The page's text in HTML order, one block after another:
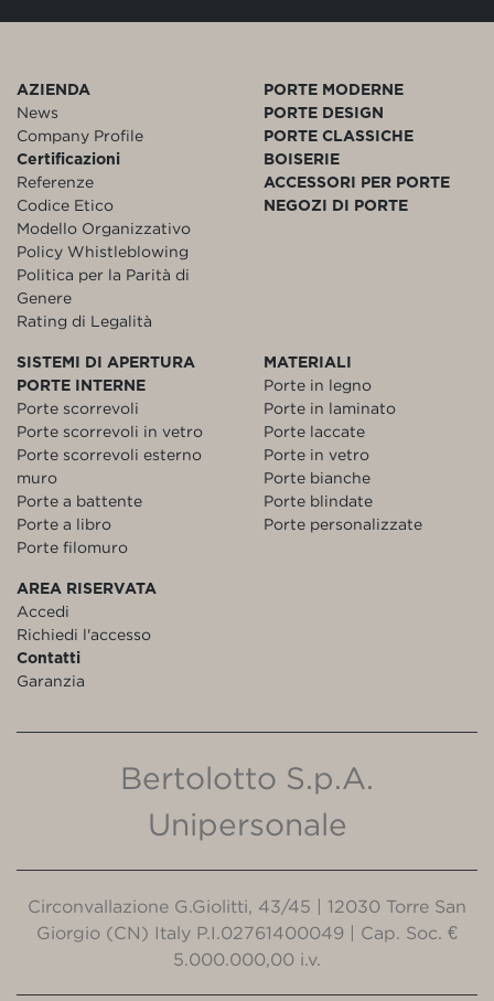
AZIENDA
News
Company Profile
Certificazioni
Referenze
Codice Etico
Modello Organizzativo
Policy Whistleblowing
Politica per la Parità di
Genere
Rating di Legalità
PORTE MODERNE
PORTE DESIGN
PORTE CLASSICHE
BOISERIE
ACCESSORI PER PORTE
NEGOZI DI PORTE
SISTEMI DI APERTURA
PORTE INTERNE
Porte scorrevoli
Porte scorrevoli in vetro
Porte scorrevoli esterno
muro
Porte a battente
Porte a libro
Porte filomuro
MATERIALI
Porte in legno
Porte in laminato
Porte laccate
Porte in vetro
Porte bianche
Porte blindate
Porte personalizzate
AREA RISERVATA
Accedi
Richiedi l'accesso
Contatti
Garanzia
Bertolotto S.p.A.
Unipersonale
Circonvallazione G.Giolitti, 43/45 | 12030 Torre San
Giorgio (CN) Italy P.I.02761400049 | Cap. Soc. €
5.000.000,00 i.v.